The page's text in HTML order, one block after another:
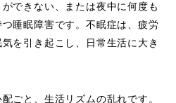
できない、または夜中に何度も
睡眠障害です。不眠症は、疲労
を引き起こし、日常生活に大き
ごと、生活リズムの乱れです。